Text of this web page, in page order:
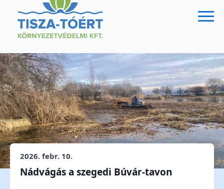
2026. febr. 10.
Nádvágás a szegedi Búvár-tavon